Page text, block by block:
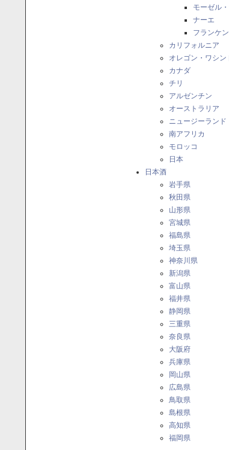
モーゼル
ナーエ
フランケン
カリフォルニア
オレゴン・ワシン
カナダ
チリ
アルゼンチン
オーストラリア
ニュージーランド
南アフリカ
モロッコ
日本
日本酒
岩手県
秋田県
山形県
宮城県
福島県
埼玉県
神奈川県
新潟県
富山県
福井県
静岡県
三重県
奈良県
大阪府
兵庫県
岡山県
広島県
鳥取県
島根県
高知県
福岡県